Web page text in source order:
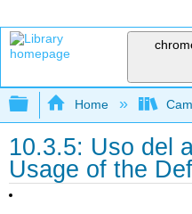
Expand/collapse
Home
10.3.5: Uso del
Usage of the